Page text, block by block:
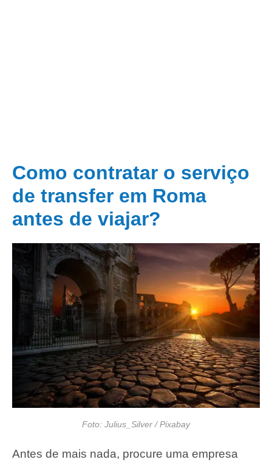
Como contratar o serviço
de transfer em Roma
antes de viajar?
Foto: Julius_Silver / Pixabay
Antes de mais nada, procure uma empresa